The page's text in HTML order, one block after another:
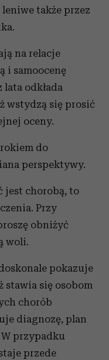
także przez
na relacje
i samoocenę
odkłada
wstydzą się prosić
oceny.
do
perspektywy.
jest chorobą, to
Przy
obniżyć
woli.
pokazuje
stawia się osobom
chorób
diagnozę, plan
przypadku
przede